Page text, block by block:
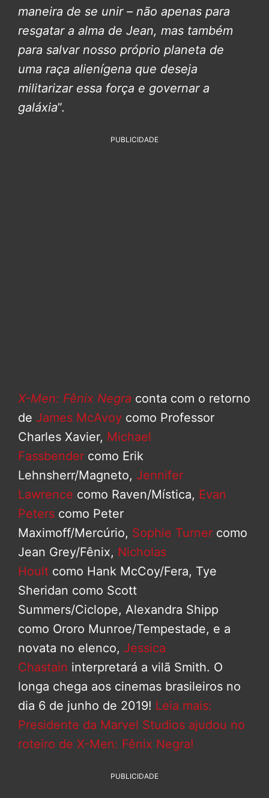
maneira de se unir – não apenas para
resgatar a alma de Jean, mas também
para salvar nosso próprio planeta de
uma raça alienígena que deseja
militarizar essa força e governar a
galáxia”.
PUBLICIDADE
X-Men: Fênix Negra conta com o retorno
de James McAvoy como Professor
Charles Xavier, Michael
Fassbender como Erik
Lehnsherr/Magneto, Jennifer
Lawrence como Raven/Mística, Evan
Peters como Peter
Maximoff/Mercúrio, Sophie Turner como
Jean Grey/Fênix, Nicholas
Hoult como Hank McCoy/Fera, Tye
Sheridan como Scott
Summers/Ciclope, Alexandra Shipp
como Ororo Munroe/Tempestade, e a
novata no elenco, Jessica
Chastain interpretará a vilã Smith. O
longa chega aos cinemas brasileiros no
dia 6 de junho de 2019! Leia mais:
Presidente da Marvel Studios ajudou no
roteiro de X-Men: Fênix Negra!
PUBLICIDADE